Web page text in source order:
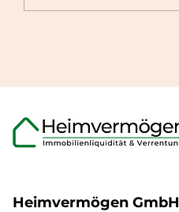
Heimvermögen GmbH